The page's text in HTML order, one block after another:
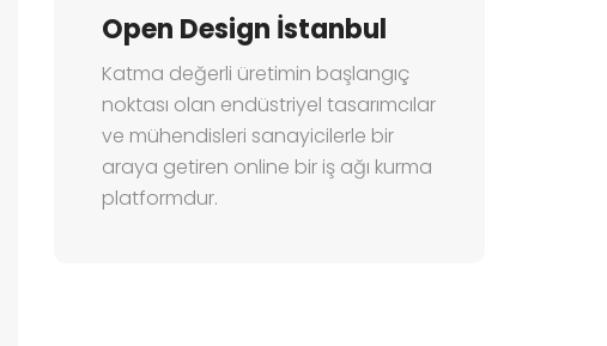
Open Design İstanbul
Katma değerli üretimin başlangıç
noktası olan endüstriyel tasarımcılar
ve mühendisleri sanayicilerle bir
araya getiren online bir iş ağı kurma
platformdur.